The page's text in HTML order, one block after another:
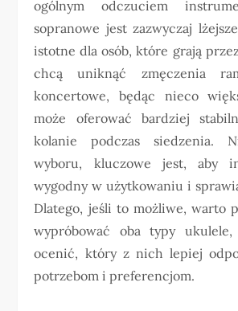
ogólnym odczuciem
sopranowe jest zazwyczaj
istotne dla osób, które grają
chcą uniknąć zmęczenia
koncertowe, będąc nieco
może oferować bardziej
kolanie podczas siedzenia.
wyboru, kluczowe jest, aby
wygodny w użytkowaniu i
Dlatego, jeśli to możliwe, warto
wypróbować oba typy ukulele,
ocenić, który z nich lepiej
potrzebom i preferencjom.